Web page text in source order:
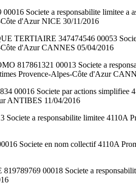
Societe a responsabilite limitee
d'Azur NICE 30/11/2016
TERTIAIRE 347474546 00053
d'Azur CANNES 05/04/2016
817861321 00013 Societe a
Provence-Alpes-Côte d'Azur
00016 Societe par actions
ANTIBES 11/04/2016
Societe a responsabilite limitee
Societe en nom collectif 4110A
00018 Societe a